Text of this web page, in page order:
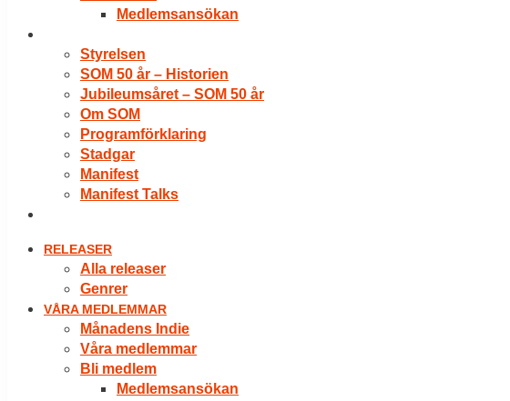
Medlemsansökan
Styrelsen
SOM 50 år – Historien
Jubileumsåret – SOM 50 år
Om SOM
Programförklaring
Stadgar
Manifest
Manifest Talks
RELEASER
Alla releaser
Genrer
VÅRA MEDLEMMAR
Månadens Indie
Våra medlemmar
Bli medlem
Medlemsansökan